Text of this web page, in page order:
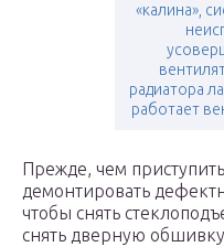
«калина»,
радиатора
работает
Прежде, чем
демонтировать
чтобы снять
снять дверную